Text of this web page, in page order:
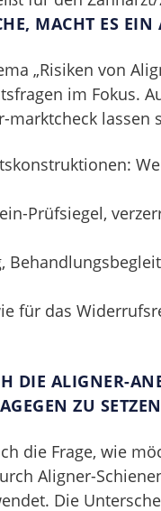
MACHT ES EIN
„Risiken von
im Fokus.
lassen
Prüfsiegel,
für das
DIE ALIGNER-
ZU
die Frage, wie
Aligner-
Die